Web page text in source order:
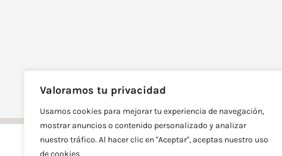
Valoramos tu privacidad
Usamos cookies para mejorar tu experiencia de navegación,
mostrar anuncios o contenido personalizado y analizar
nuestro tráfico. Al hacer clic en "Aceptar", aceptas nuestro uso
de cookies.
DISEÑADO Y DESARROLLADO